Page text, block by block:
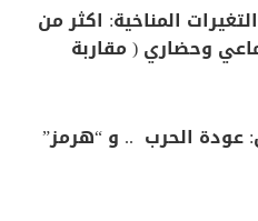
المناخية: اكثر من
وحضاري ( مقاربة
عودة الحرب .. و “هرمز”